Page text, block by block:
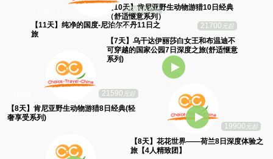
【10天】肯尼亚野生动物游猎10日经典
（舒适惬意系列）
22650元起
【11天】纯净的国度-尼泊尔不丹11日之
【7天】乌干达伊丽莎白女王和布温迪不
可穿越的国家公园7日深度之旅(舒适惬意
系列)
21590元起
【8天】肯尼亚野生动物游猎8日经典(轻
奢享受系列)
19900 元起
【8天】花花世界——荷兰8日深度体验之
旅【4人精致团】